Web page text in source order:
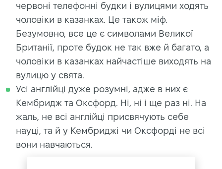
червоні телефонні будки і вулицями ходять
чоловіки в казанках. Це також міф.
Безумовно, все це є символами Великої
Британії, проте будок не так вже й багато, а
чоловіки в казанках найчастіше виходять на
вулицю у свята.
Усі англійці дуже розумні, адже в них є
Кембридж та Оксфорд. Ні, ні і ще раз ні. На
жаль, не всі англійці присвячують себе
науці, та й у Кембриджі чи Оксфорді не всі
вони навчаються.